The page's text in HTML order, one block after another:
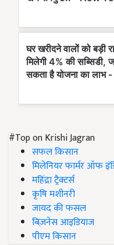
#Top on Krishi Jagran
सफल किसान
मिलेनियर फार्मर ऑफ
महिंद्रा ट्रैक्टर्स
कृषि मशीनरी
जायद की फसल
बिज़नेस आइडियाज
पीएम किसान